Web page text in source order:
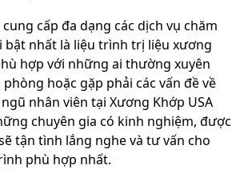
cấp đa dạng các dịch vụ chăm
bật nhất là liệu trình trị liệu xương
hợp với những ai thường xuyên
hoặc gặp phải các vấn đề về
nhân viên tại Xương Khớp USA
chuyên gia có kinh nghiệm, được
tận tình lắng nghe và tư vấn cho
phù hợp nhất.